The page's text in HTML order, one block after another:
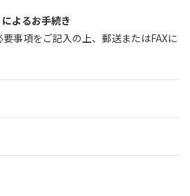
よるお手続き
事項をご記入の上、郵送またはFAXに